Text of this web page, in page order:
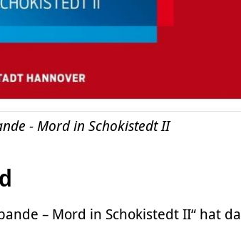
- Mord in Schokistedt II
– Mord in Schokistedt II“ hat